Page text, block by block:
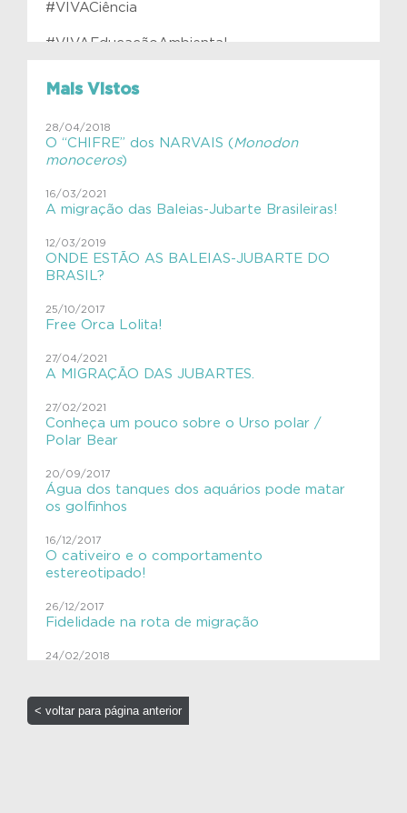
#VIVACiência
#VIVAEducaçãoAmbiental
#VIVAfilhotes
#VIVAJulianaMolás
#VIVAMamíferosAquáticos
#VIVAnasEscolas
#VIVAsemlixo
Aves
Educação Ambiental
ExpediçãoVIVACinzAzul
SHE
VIVAGaleria
VIVAToninha
VIVAves
Mais Vistos
28/04/2018
O “CHIFRE” dos NARVAIS (Monodon
monoceros)
16/03/2021
A migração das Baleias-Jubarte Brasileiras!
12/03/2019
ONDE ESTÃO AS BALEIAS-JUBARTE DO
BRASIL?
25/10/2017
Free Orca Lolita!
27/04/2021
A MIGRAÇÃO DAS JUBARTES.
27/02/2021
Conheça um pouco sobre o Urso polar /
Polar Bear
20/09/2017
Água dos tanques dos aquários pode matar
os golfinhos
16/12/2017
O cativeiro e o comportamento
estereotipado!
26/12/2017
Fidelidade na rota de migração
24/02/2018
13/10/2017
Sensacional!! Aquário em realidade virtual!!
< voltar para página anterior